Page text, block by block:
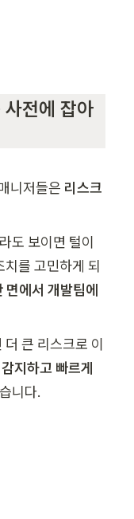
전에 잡아
니저들은 리스크
도 보이면 털이
를 고민하게 되
면에서 개발팀에
큰 리스크로 이
지하고 빠르게
니다.